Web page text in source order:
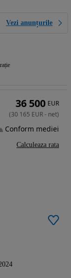
Vezi anunțurile
36 500 EUR
(30 165 EUR- net)
Conform mediei
Calculeaza rata